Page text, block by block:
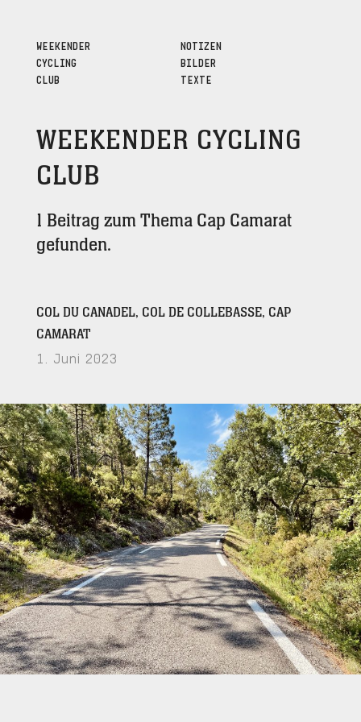
WEEKENDER
CYCLING
CLUB
NOTIZEN
BILDER
TEXTE
WEEKENDER CYCLING
CLUB
1 Beitrag zum Thema Cap Camarat
gefunden.
COL DU CANADEL, COL DE COLLEBASSE, CAP
CAMARAT
1. Juni 2023